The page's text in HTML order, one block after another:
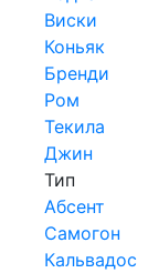
Виски
Коньяк
Бренди
Ром
Текила
Джин
Тип
Абсент
Самогон
Кальвадос